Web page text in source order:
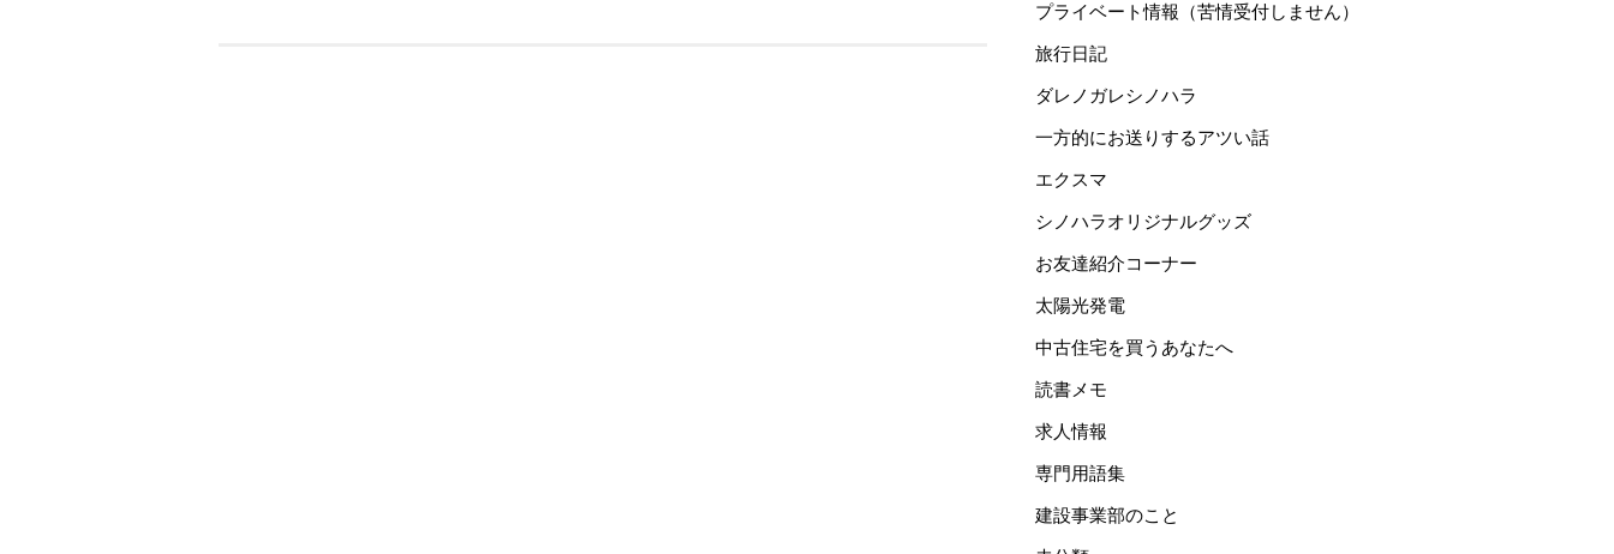
プライベート情報（苦情受付しません）
旅行日記
ダレノガレシノハラ
一方的にお送りするアツい話
エクスマ
シノハラオリジナルグッズ
お友達紹介コーナー
太陽光発電
中古住宅を買うあなたへ
読書メモ
求人情報
専門用語集
建設事業部のこと